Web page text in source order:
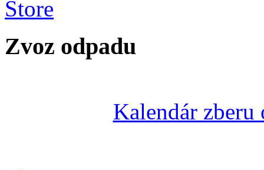
Zvoz odpadu
Kalendár zberu